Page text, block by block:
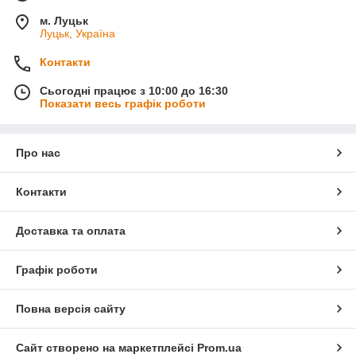
м. Луцьк
Луцьк, Україна
Контакти
Сьогодні працює з 10:00 до 16:30
Показати весь графік роботи
Про нас
Контакти
Доставка та оплата
Графік роботи
Повна версія сайту
Сайт створено на маркетплейсі Prom.ua